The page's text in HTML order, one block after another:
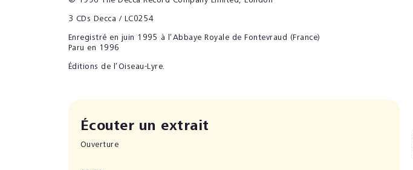
3 CDs Decca / LC0254
Enregistré en juin 1995 à l’Abbaye Royale de Fontevraud (France)
Paru en 1996
Éditions de l’Oiseau-Lyre.
Écouter un extrait
Ouverture